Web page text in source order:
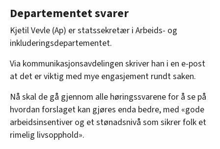
Departementet svarer
Kjetil Vevle (Ap) er statssekretær i Arbeids- og
inkluderingsdepartementet.
Via kommunikasjonsavdelingen skriver han i en e-post
at det er viktig med mye engasjement rundt saken.
Nå skal de gå gjennom alle høringssvarene for å se på
hvordan forslaget kan gjøres enda bedre, med «gode
arbeidsinsentiver og et stønadsnivå som sikrer folk et
rimelig livsopphold».